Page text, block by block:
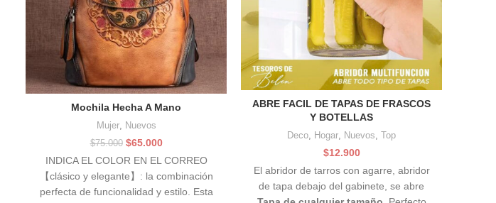
Mochila Hecha A Mano
Mujer, Nuevos
$75.000 El
precio
original
era:
$75.000.
$65.000El
precio
actual
es:
$65.000.
INDICA EL COLOR EN EL CORREO
【clásico y elegante】: la combinación
perfecta de funcionalidad y estilo. Esta
ABRE FACIL DE TAPAS DE FRASCOS
Y BOTELLAS
Deco Hogar Nuevos Top
$12.900
El abridor de tarros con agarre, abridor
de tapa debajo del gabinete, se abre